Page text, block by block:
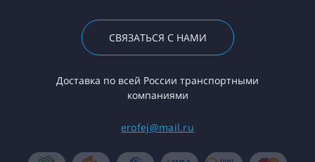
СВЯЗАТЬСЯ С НАМИ
Доставка по всей России транспортными
компаниями
erofej@mail.ru